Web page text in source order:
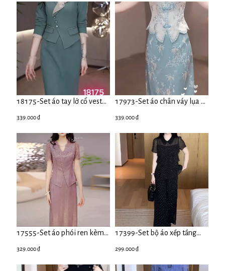
18175-Set áo tay lở cổ vest
kèm chân váy suông màu cổ
339.000 ₫
17973-Set áo chân váy lụa 2
da cổ tàu kết nút cách điệu (
339.000 ₫
17555-Set áo phói ren kèm
chân váy suông ( lụa, ren)
329.000 ₫
17399-Set bộ áo xếp tầng
quần suông voan tim bi nhí (
299.000 ₫